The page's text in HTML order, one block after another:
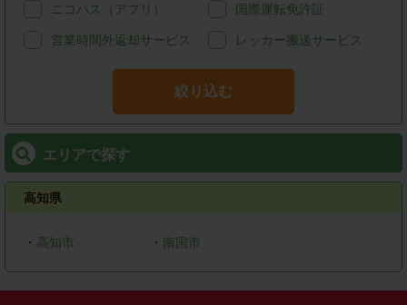
ニコパス（アプリ） 国際運転免許証
営業時間外返却サービス レッカー搬送サービス
絞り込む
エリアで探す
高知県
・ 高知市 ・ 南国市